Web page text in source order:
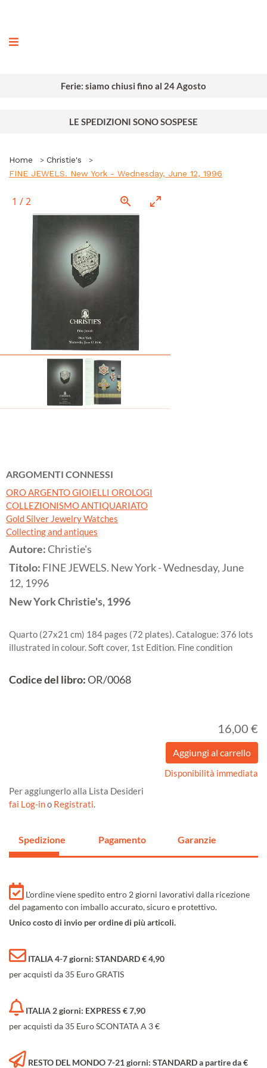
Ferie: siamo chiusi fino al 24 Agosto
LE SPEDIZIONI SONO SOSPESE
Home
Christie's
FINE JEWELS. New York - Wednesday, June 12, 1996
1 /2
ARGOMENTI CONNESSI
ORO ARGENTO GIOIELLI OROLOGI
COLLEZIONISMO ANTIQUARIATO
Gold Silver Jewelry Watches
Collecting and antiques
Autore:Christie's
Titolo: FINE JEWELS. New York - Wednesday, June
12, 1996
New YorkChristie's,1996
Quarto (27x21 cm) 184 pages (72 plates). Catalogue: 376 lots
illustrated in colour. Soft cover, 1st Edition. Fine condition
Codice del libro:OR/0068
16,00 €
Disponibilità immediata
Per aggiungerlo alla Lista Desideri
fai Log-ino Registrati.
Spedizione Pagamento Garanzie
L'ordine viene spedito entro 2 giorni lavorativi dalla ricezione
del pagamento con imballo accurato, sicuro e protettivo.
Unico costo di invio per ordine di più articoli.
ITALIA 4-7 giorni: STANDARD € 4,90
per acquisti da 35 Euro GRATIS
ITALIA 2 giorni: EXPRESS € 7,90
per acquisti da 35 Euro SCONTATA A 3 €
RESTO DEL MONDO 7-21 giorni: STANDARD a partire da €